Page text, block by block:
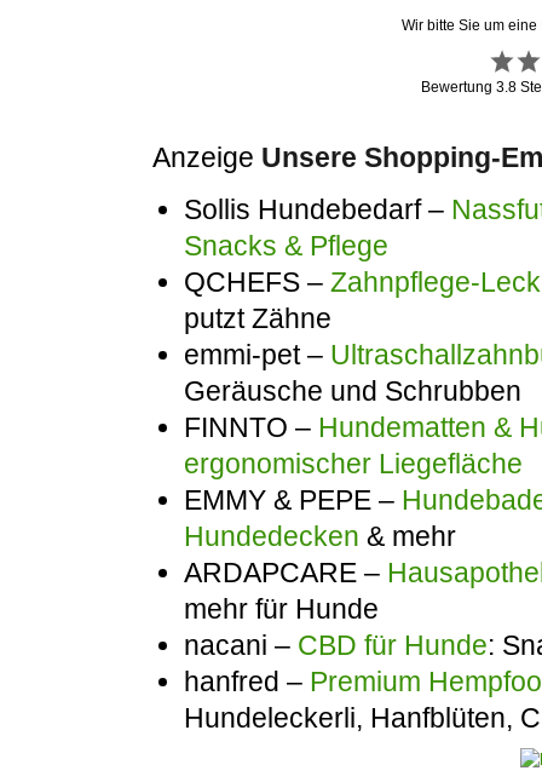
Wir bitte Sie um
Bewertung 3.8
Anzeige Unsere Shopping-
Sollis Hundebedarf –
Snacks & Pflege
QCHEFS – Zahnpflege-
putzt Zähne
emmi-pet –
Geräusche und Schrubben
FINNTO – Hundematten &
ergonomischer Liegefläche
EMMY & PEPE –
Hundedecken & mehr
ARDAPCARE –
mehr für Hunde
nacani – CBD für Hunde:
hanfred – Premium
Hundeleckerli, Hanfblüten,